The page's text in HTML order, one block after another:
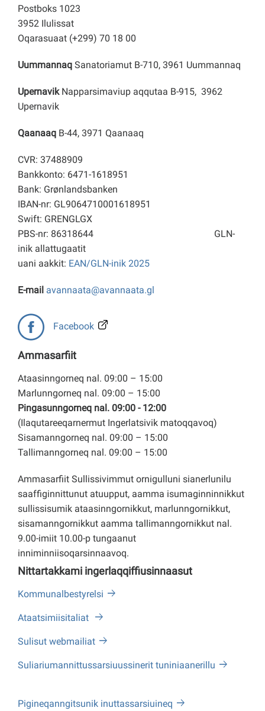
Postboks 1023
3952 Ilulissat
Oqarasuaat (+299) 70 18 00
Uummannaq Sanatoriamut B-710, 3961 Uummannaq
Upernavik Napparsimaviup aqqutaa B-915, 3962
Upernavik
Qaanaaq B-44, 3971 Qaanaaq
CVR: 37488909
Bankkonto: 6471-1618951
Bank: Grønlandsbanken
IBAN-nr: GL9064710001618951
Swift: GRENGLGX
PBS-nr: 86318644 GLN-
inik allattugaatit
uani aakkit: EAN/GLN-inik 2025
E-mail avannaata@avannaata.gl
Facebook
Ammasarfiit
Ataasinngorneq nal. 09:00 – 15:00
Marlunngorneq nal. 09:00 – 15:00
Pingasunngorneq nal. 09:00 - 12:00
(Ilaqutareeqarnermut Ingerlatsivik matoqqavoq)
Sisamanngorneq nal. 09:00 – 15:00
Tallimanngorneq nal. 09:00 – 15:00
Ammasarfiit Sullissivimmut ornigulluni sianerlunilu
saaffiginnittunut atuupput, aamma isumaginninnikkut
sullissisumik ataasinngornikkut, marlunngornikkut,
sisamanngornikkut aamma tallimanngornikkut nal.
9.00-imiit 10.00-p tungaanut
inniminniisoqarsinnaavoq.
Nittartakkami ingerlaqqiffiusinnaasut
Kommunalbestyrelsi
Ataatsimiisitaliat
Sulisut webmailiat
Suliariumannittussarsiuussinerit tuniniaanerillu
Pigineqanngitsunik inuttassarsiuineq